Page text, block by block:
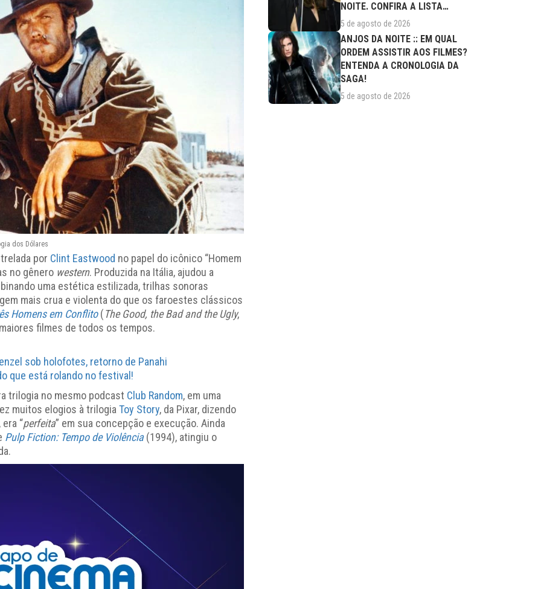
dos Dólares
por Clint Eastwood no papel do icônico “Homem
no gênero western. Produzida na Itália, ajudou a
uma estética estilizada, trilhas sonoras
mais crua e violenta do que os faroestes clássicos
Homens em Conflito(The Good, the Bad and the Ugly,
filmes de todos os tempos.
sob holofotes, retorno de Panahi
que está rolando no festival!
trilogia no mesmo podcast Club Random, em uma
muitos elogios à trilogia Toy Story, da Pixar, dizendo
“perfeita” em sua concepção e execução. Ainda
Pulp Fiction: Tempo de Violência(1994), atingiu o
NOITE. CONFIRA A LISTA
COMPLETA DE...
5 de agosto de 2026
ANJOS DA NOITE :: EM QUAL
ORDEM ASSISTIR AOS FILMES?
ENTENDA A CRONOLOGIA DA
SAGA!
5 de agosto de 2026